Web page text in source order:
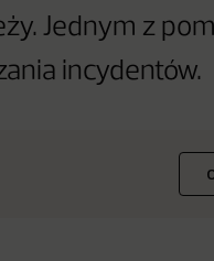
Jednym z
incydentów.